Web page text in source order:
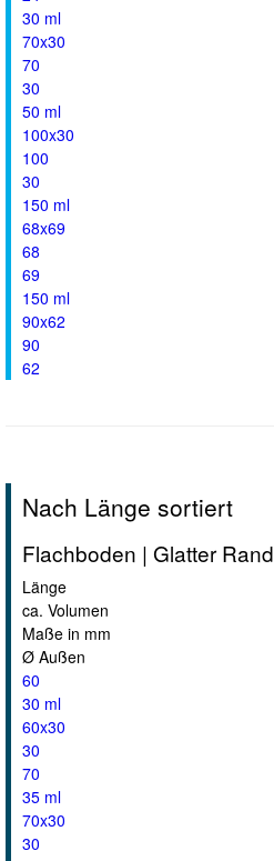
30 ml
70x30
70
30
50 ml
100x30
100
30
150 ml
68x69
68
69
150 ml
90x62
90
62
Nach Länge sortiert
Flachboden | Glatter Rand
Länge
ca. Volumen
Maße in mm
Ø Außen
60
30 ml
60x30
30
70
35 ml
70x30
30